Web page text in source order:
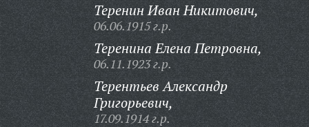
Теренин Иван Никитович,
06.06.1915 г.р.
Теренина Елена Петровна,
06.11.1923 г.р.
Терентьев Александр
Григорьевич,
17.09.1914 г.р.